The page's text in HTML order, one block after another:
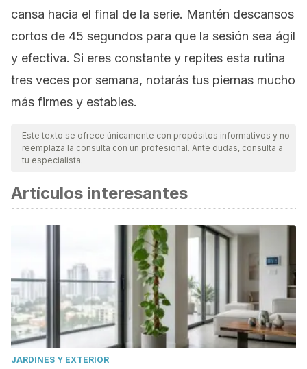
cansa hacia el final de la serie. Mantén descansos
cortos de 45 segundos para que la sesión sea ágil
y efectiva. Si eres constante y repites esta rutina
tres veces por semana, notarás tus piernas mucho
más firmes y estables.
Este texto se ofrece únicamente con propósitos informativos y no
reemplaza la consulta con un profesional. Ante dudas, consulta a
tu especialista.
Artículos interesantes
JARDINES Y EXTERIOR